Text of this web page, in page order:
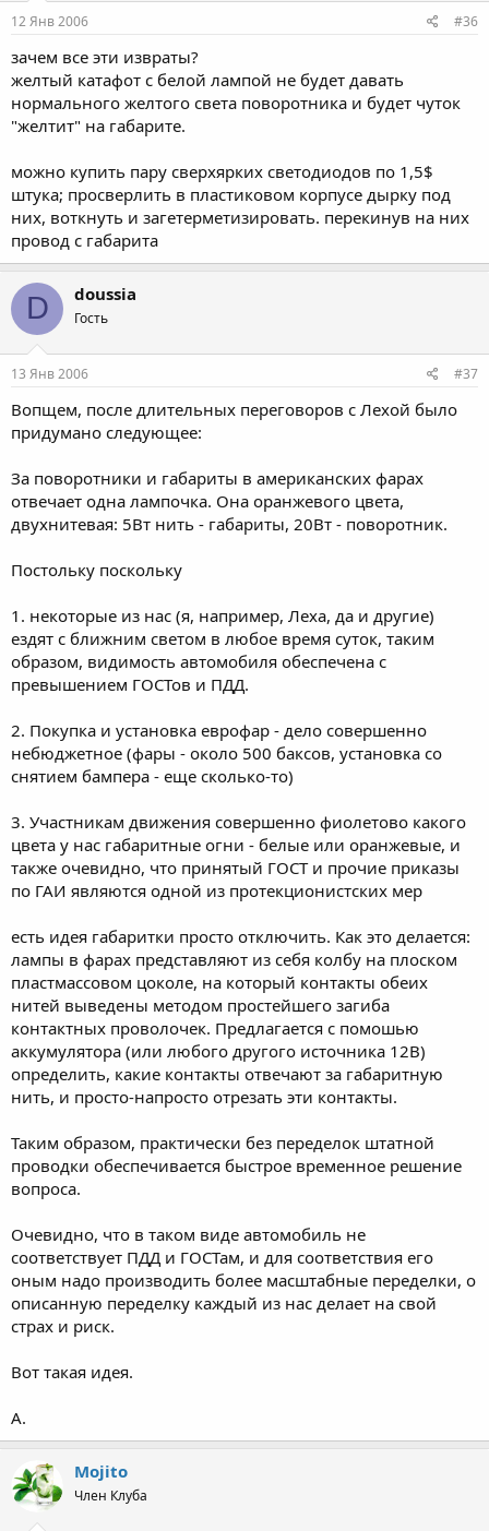
12 Янв 2006 #36
зачем все эти извраты?
желтый катафот с белой лампой не будет давать
нормального желтого света поворотника и будет чуток
"желтит" на габарите.
можно купить пару сверхярких светодиодов по 1,5$
штука; просверлить в пластиковом корпусе дырку под
них, воткнуть и загетерметизировать. перекинув на них
провод с габарита
D doussia
Гость
13 Янв 2006 #37
Вопщем, после длительных переговоров с Лехой было
придумано следующее:
За поворотники и габариты в американских фарах
отвечает одна лампочка. Она оранжевого цвета,
двухнитевая: 5Вт нить - габариты, 20Вт - поворотник.
Постольку поскольку
1. некоторые из нас (я, например, Леха, да и другие)
ездят с ближним светом в любое время суток, таким
образом, видимость автомобиля обеспечена с
превышением ГОСТов и ПДД.
2. Покупка и установка еврофар - дело совершенно
небюджетное (фары - около 500 баксов, установка со
снятием бампера - еще сколько-то)
3. Участникам движения совершенно фиолетово какого
цвета у нас габаритные огни - белые или оранжевые, и
также очевидно, что принятый ГОСТ и прочие приказы
по ГАИ являются одной из протекционистских мер
есть идея габаритки просто отключить. Как это делается:
лампы в фарах представляют из себя колбу на плоском
пластмассовом цоколе, на который контакты обеих
нитей выведены методом простейшего загиба
контактных проволочек. Предлагается с помошью
аккумулятора (или любого другого источника 12В)
определить, какие контакты отвечают за габаритную
нить, и просто-напросто отрезать эти контакты.
Таким образом, практически без переделок штатной
проводки обеспечивается быстрое временное решение
вопроса.
Очевидно, что в таком виде автомобиль не
соответствует ПДД и ГОСТам, и для соответствия его
оным надо производить более масштабные переделки, о
описанную переделку каждый из нас делает на свой
страх и риск.
Вот такая идея.
А.
Mojito
Член Клуба